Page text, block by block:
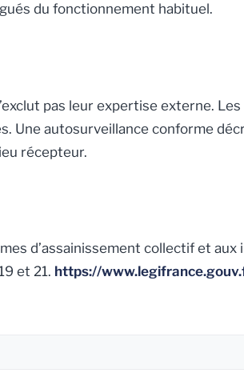
du fonctionnement habituel.
pas leur expertise externe.
Une autosurveillance conforme
récepteur.
d’assainissement collectif et aux
et 21. https://